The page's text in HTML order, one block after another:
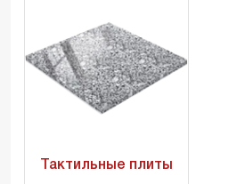
Тактильные плиты